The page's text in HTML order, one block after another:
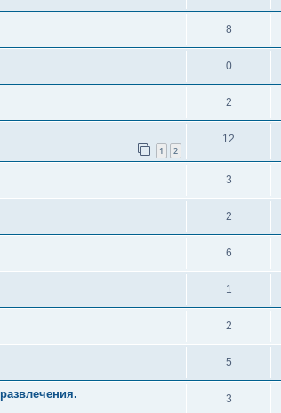
8
0
2
1 2
12
3
2
6
1
2
5
3